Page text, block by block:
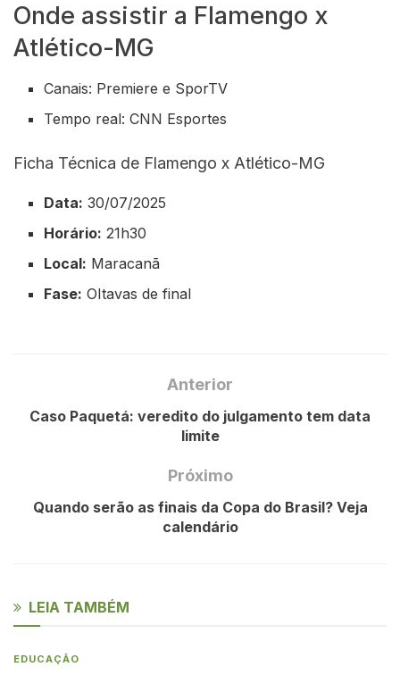
Onde assistir a Flamengo x
Atlético-MG
Canais: Premiere e SporTV
Tempo real: CNN Esportes
Ficha Técnica de Flamengo x Atlético-MG
Data: 30/07/2025
Horário: 21h30
Local: Maracanã
Fase: OItavas de final
Anterior
Caso Paquetá: veredito do julgamento tem data
limite
Próximo
Quando serão as finais da Copa do Brasil? Veja
calendário
LEIA TAMBÉM
EDUCAÇÃO